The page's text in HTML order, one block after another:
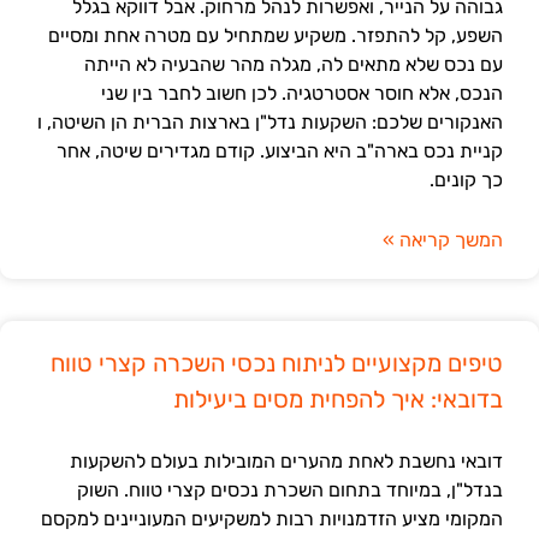
גבוהה על הנייר, ואפשרות לנהל מרחוק. אבל דווקא בגלל
השפע, קל להתפזר. משקיע שמתחיל עם מטרה אחת ומסיים
עם נכס שלא מתאים לה, מגלה מהר שהבעיה לא הייתה
הנכס, אלא חוסר אסטרטגיה. לכן חשוב לחבר בין שני
האנקורים שלכם: השקעות נדל"ן בארצות הברית הן השיטה, ו
קניית נכס בארה"ב היא הביצוע. קודם מגדירים שיטה, אחר
כך קונים.
המשך קריאה »
טיפים מקצועיים לניתוח נכסי השכרה קצרי טווח
בדובאי: איך להפחית מסים ביעילות
דובאי נחשבת לאחת מהערים המובילות בעולם להשקעות
בנדל"ן, במיוחד בתחום השכרת נכסים קצרי טווח. השוק
המקומי מציע הזדמנויות רבות למשקיעים המעוניינים למקסם